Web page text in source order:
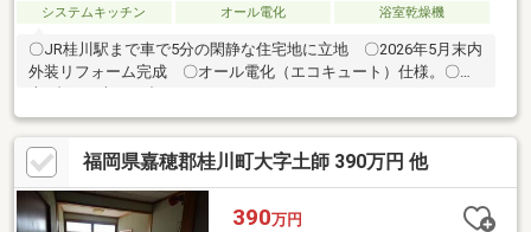
システムキッチン オール電化 浴室乾燥機
〇JR桂川駅まで車で5分の閑静な住宅地に立地 〇2026年5月末内
外装リフォーム完成 〇オール電化（エコキュート）仕様。〇駐
車3台可（車種組合せによります）
福岡県嘉穂郡桂川町大字土師 390万円 他
390万円